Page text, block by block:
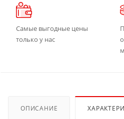
Самые выгодные цены
только у нас
ОПИСАНИЕ